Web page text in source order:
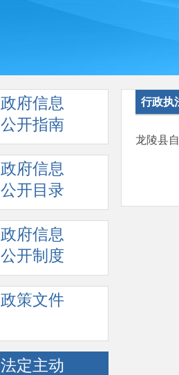
政府信息
公开指南
政府信息
公开目录
政府信息
公开制度
政策文件
法定主动
行政执
龙陵县